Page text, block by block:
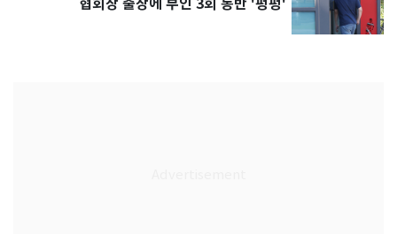
협회장 출장에 부인 3회 동반 '펑펑'